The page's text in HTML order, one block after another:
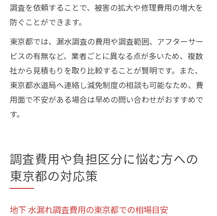
調査を依頼することで、被害の拡大や修理費用の増大を
防ぐことができます。
東京都では、漏水調査の費用や調査範囲、アフターサー
ビスの有無など、業者ごとに異なる点が多いため、複数
社から見積もりを取り比較することが賢明です。また、
東京都水道局へ連絡し減免制度の相談も可能なため、費
用面で不安がある場合は早めの問い合わせがおすすめで
す。
調査費用や負担区分に悩む方への
東京都の対応策
地下 水漏れ調査費用の東京都での相場目安